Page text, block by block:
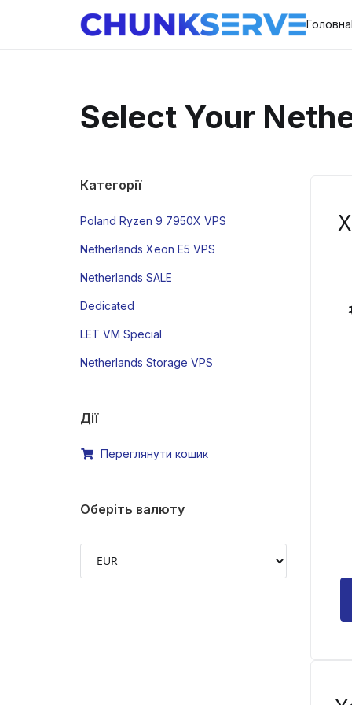
Головна
Select Your
Категорії
Poland Ryzen 9 7950X VPS
Netherlands Xeon E5 VPS
Netherlands SALE
Dedicated
LET VM Special
Netherlands Storage VPS
Дії
Переглянути кошик
Оберіть валюту